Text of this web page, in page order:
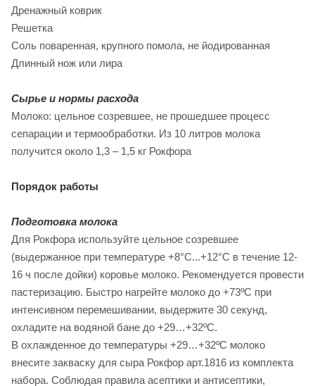
Дренажный коврик
Решетка
Соль поваренная, крупного помола, не йодированная
Длинный нож или лира
Сырье и нормы расхода
Молоко: цельное созревшее, не прошедшее процесс
сепарации и термообработки. Из 10 литров молока
получится около 1,3 – 1,5 кг Рокфора
Порядок работы
Подготовка молока
Для Рокфора используйте цельное созревшее
(выдержанное при температуре +8°C...+12°С в течение 12-
16 ч после дойки) коровье молоко. Рекомендуется провести
пастеризацию. Быстро нагрейте молоко до +73ºС при
интенсивном перемешивании, выдержите 30 секунд,
охладите на водяной бане до +29…+32ºС.
В охлажденное до температуры +29…+32ºС молоко
внесите закваску для сыра Рокфор арт.1816 из комплекта
набора. Соблюдая правила асептики и антисептики,